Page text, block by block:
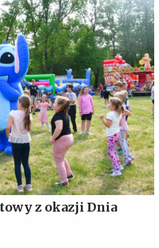
z okazji Dnia